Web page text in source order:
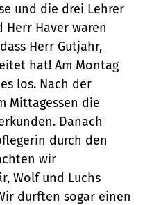
und die drei Lehrer
Herr Haver waren
Herr Gutjahr,
hat! Am Montag
los. Nach der
Mittagessen die
Danach
durch den
wir
Wolf und Luchs
durften sogar einen